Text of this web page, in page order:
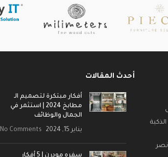
أحدث المقالات
أفكار مبتكرة لتصميم الـ
مطابخ 2024 | استثمر في
الجمال والوظائف
يناير 15, 2024 No Comments
سفره مودرن | 5 أفكار